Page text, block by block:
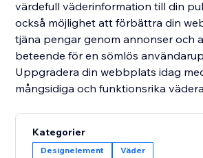
värdefull väderinformation till din
också möjlighet att förbättra din
tjäna pengar genom annonser och
beteende för en sömlös
Uppgradera din webbplats idag
mångsidiga och funktionsrika
Kategorier
Designelement Väder